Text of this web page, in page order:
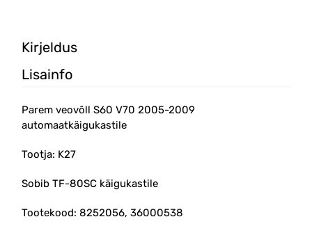
Kirjeldus
Lisainfo
Parem veovõll S60 V70 2005-2009
automaatkäigukastile
Tootja: K27
Sobib TF-80SC käigukastile
Tootekood: 8252056, 36000538